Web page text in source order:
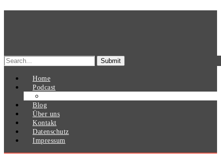
Search
for:
Home
Podcast
Blog
Über uns
Kontakt
Datenschutz
Impressum